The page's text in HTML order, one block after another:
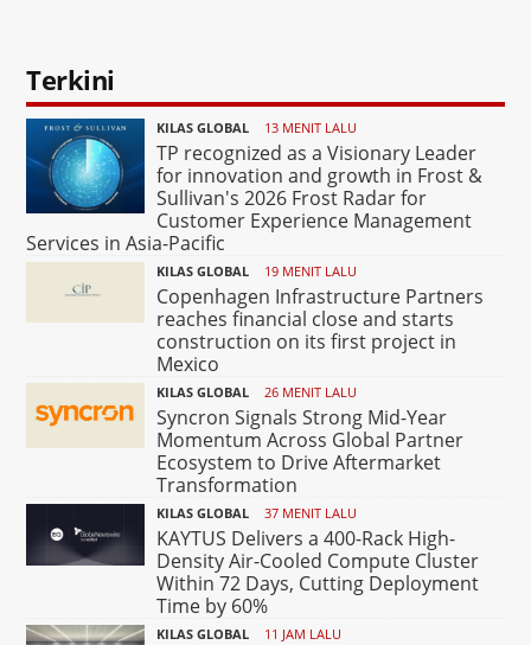
Terkini
KILAS GLOBAL 13 MENIT LALU
TP recognized as a Visionary Leader
for innovation and growth in Frost &
Sullivan's 2026 Frost Radar for
Customer Experience Management
Services in Asia-Pacific
KILAS GLOBAL 19 MENIT LALU
Copenhagen Infrastructure Partners
reaches financial close and starts
construction on its first project in
Mexico
KILAS GLOBAL 26 MENIT LALU
Syncron Signals Strong Mid-Year
Momentum Across Global Partner
Ecosystem to Drive Aftermarket
Transformation
KILAS GLOBAL 37 MENIT LALU
KAYTUS Delivers a 400-Rack High-
Density Air-Cooled Compute Cluster
Within 72 Days, Cutting Deployment
Time by 60%
KILAS GLOBAL 11 JAM LALU